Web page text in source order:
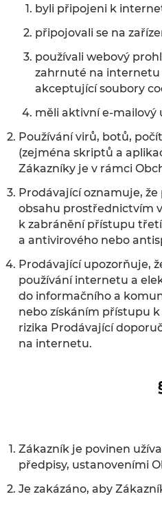
byli připojeni k
připojovali se na
používali webový
zahrnuté na internetu
akceptující soubory
měli aktivní e-mailový
Používání virů, botů,
(zejména skriptů a
Zákazníky je v rámci
Prodávající oznamuje,
obsahu prostřednictvím
k zabránění přístupu
a antivirového nebo
Prodávající upozorňuje,
používání internetu a
do informačního a
nebo získáním přístupu
rizika Prodávající
na internetu.
Zákazník je povinen
předpisy, ustanoveními
Je zakázáno, aby